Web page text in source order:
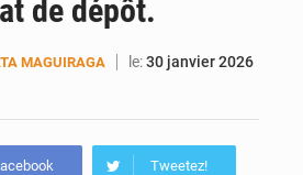
de dépôt.
MAGUIRAGA le:30 janvier 2026
Tweetez!